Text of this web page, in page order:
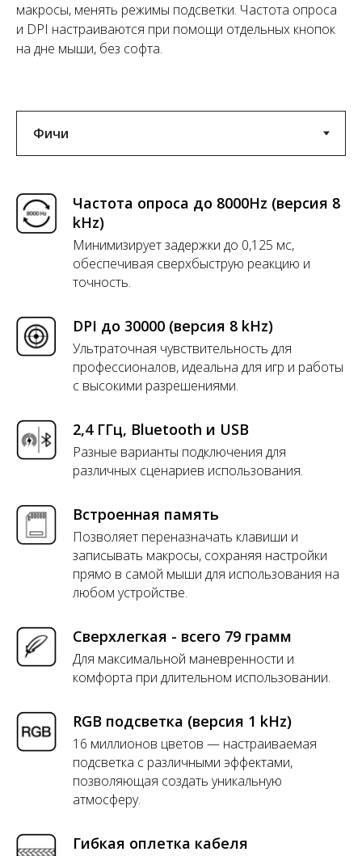
макросы, менять режимы подсветки. Частота опроса
и DPI настраиваются при помощи отдельных кнопок
на дне мыши, без софта.
Частота опроса до 8000Hz (версия 8
kHz)
Минимизирует задержки до 0,125 мс,
обеспечивая сверхбыструю реакцию и
точность.
DPI до 30000 (версия 8 kHz)
Ультраточная чувствительность для
профессионалов, идеальна для игр и работы
с высокими разрешениями.
2,4 ГГц, Bluetooth и USB
Разные варианты подключения для
различных сценариев использования.
Встроенная память
Позволяет переназначать клавиши и
записывать макросы, сохраняя настройки
прямо в самой мыши для использования на
любом устройстве.
Сверхлегкая - всего 79 грамм
Для максимальной маневренности и
комфорта при длительном использовании.
RGB подсветка (версия 1 kHz)
16 миллионов цветов — настраиваемая
подсветка с различными эффектами,
позволяющая создать уникальную
атмосферу.
Гибкая оплетка кабеля